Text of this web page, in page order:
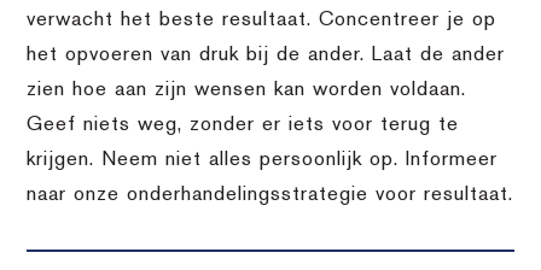
verwacht het beste resultaat. Concentreer je op
het opvoeren van druk bij de ander. Laat de ander
zien hoe aan zijn wensen kan worden voldaan.
Geef niets weg, zonder er iets voor terug te
krijgen. Neem niet alles persoonlijk op. Informeer
naar onze onderhandelingsstrategie voor resultaat.